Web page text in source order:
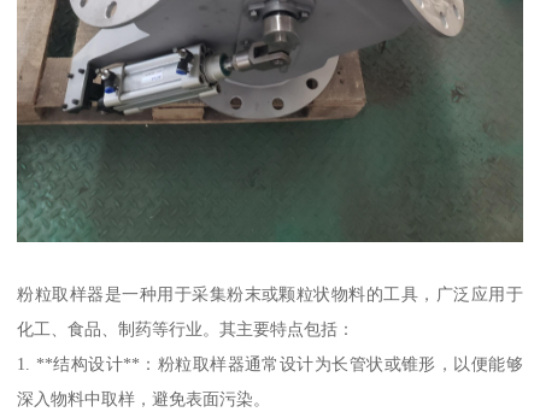
粉粒取样器是一种用于采集粉末或颗粒状物料的工具，广泛应用于
化工、食品、制药等行业。其主要特点包括：
1. **结构设计**：粉粒取样器通常设计为长管状或锥形，以便能够
深入物料中取样，避免表面污染。